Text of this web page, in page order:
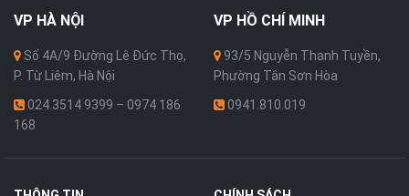
VP HÀ NỘI
Số 4A/9 Đường Lê Đức Thọ,
P. Từ Liêm, Hà Nội
024.3514 9399 – 0974 186
168
VP HỒ CHÍ MINH
93/5 Nguyễn Thanh Tuyền,
Phường Tân Sơn Hòa
0941.810.019